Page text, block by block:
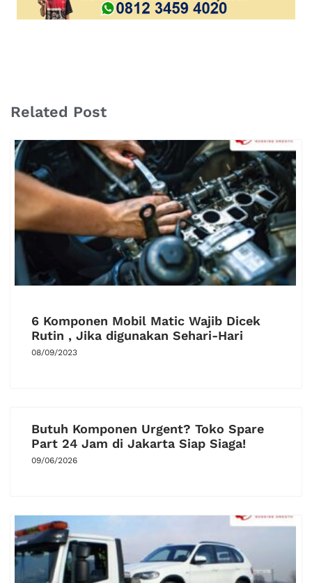
Related Post
6 Komponen Mobil Matic Wajib Dicek
Rutin , Jika digunakan Sehari-Hari
08/09/2023
Butuh Komponen Urgent? Toko Spare
Part 24 Jam di Jakarta Siap Siaga!
09/06/2026